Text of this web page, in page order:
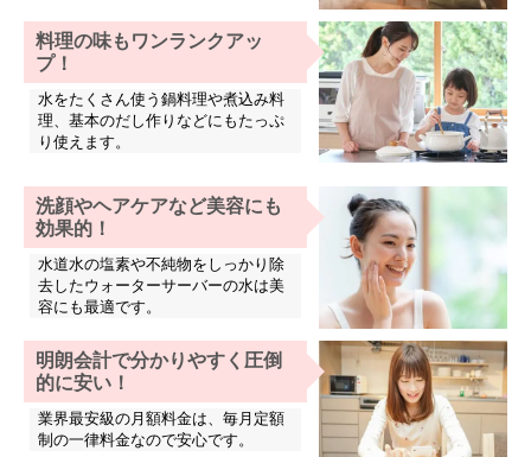
料理の味もワンランクアッ
プ！
水をたくさん使う鍋料理や煮込み料
理、基本のだし作りなどにもたっぷ
り使えます。
洗顔やヘアケアなど美容にも
効果的！
水道水の塩素や不純物をしっかり除
去したウォーターサーバーの水は美
容にも最適です。
明朗会計で分かりやすく圧倒
的に安い！
業界最安級の月額料金は、毎月定額
制の一律料金なので安心です。